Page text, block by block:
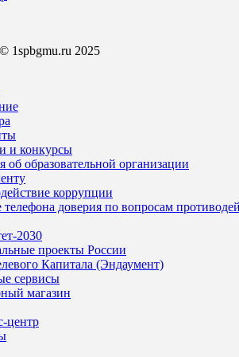
1spbgmu.ru 2025
и конкурсы
об образовательной организации
коррупции
телефона доверия по вопросам
2030
проекты России
Капитала (Эндаумент)
сервисы
магазин
центр